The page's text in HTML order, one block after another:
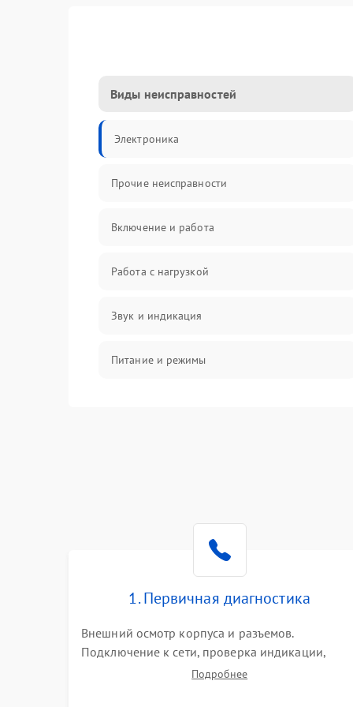
Виды неисправностей
Электроника
Прочие неисправности
Включение и работа
Работа с нагрузкой
Звук и индикация
Питание и режимы
1. Первичная диагностика
Внешний осмотр корпуса и разъемов.
Подключение к сети, проверка индикации,
звуковых сигналов и кодов ошибок. Измерение
Подробнее